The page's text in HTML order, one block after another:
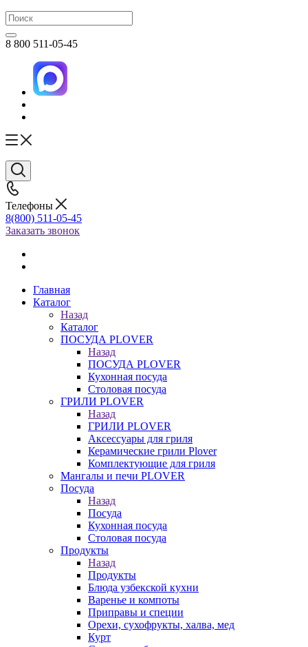
8 800 511-05-45
Телефоны
8(800) 511-05-45
Заказать звонок
Главная
Каталог
Назад
Каталог
ПОСУДА PLOVER
Назад
ПОСУДА PLOVER
Кухонная посуда
Столовая посуда
ГРИЛИ PLOVER
Назад
ГРИЛИ PLOVER
Аксессуары для гриля
Керамические грили Plover
Комплектующие для гриля
Мангалы и печи PLOVER
Посуда
Назад
Посуда
Кухонная посуда
Столовая посуда
Продукты
Назад
Продукты
Блюда узбекской кухни
Варенье и компоты
Приправы и специи
Орехи, сухофрукты, халва, мед
Курт